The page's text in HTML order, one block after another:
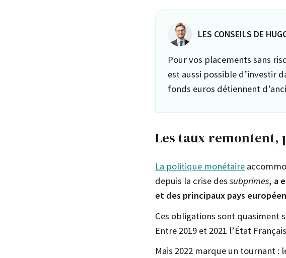
LES CONSEILS DE
Pour vos placements sans
est aussi possible d’investir
fonds euros détiennent
Les taux remontent,
La politique monétaire
depuis la crise des subprimes, a
et des principaux pays
Ces obligations sont quasiment
Entre 2019 et 2021 l’État
Mais 2022 marque un tournant